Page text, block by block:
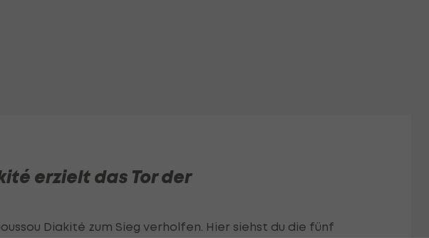
erzielt das Tor der
Diakité zum Sieg verholfen. Hier siehst du die fünf